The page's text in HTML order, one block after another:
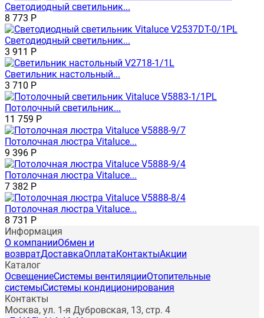
Светодиодный светильник...
8 773 Р
Светодиодный светильник...
3 911 Р
Светильник настольный...
3 710 Р
Потолочный светильник...
11 759 Р
Потолочная люстра Vitaluce...
9 396 Р
Потолочная люстра Vitaluce...
7 382 Р
Потолочная люстра Vitaluce...
8 731 Р
Информация
О компанииОбмен и
возвратДоставкаОплатаКонтактыАкции
Каталог
ОсвещениеСистемы вентиляцииОтопительные
системыСистемы кондиционирования
Контакты
Москва, ул. 1-я Дубровская, 13, стр. 4